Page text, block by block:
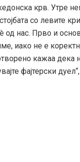
крв. Утре
со левите
од нас. Прво и
иако не е
кажаа дека
фајтерски